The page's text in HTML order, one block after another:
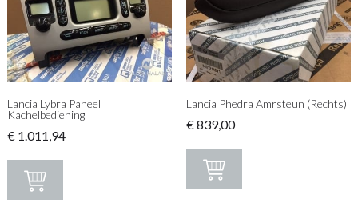
Lancia Lybra Paneel
Kachelbediening
€1.011,94
Lancia Phedra Amrsteun (Rechts)
€839,00